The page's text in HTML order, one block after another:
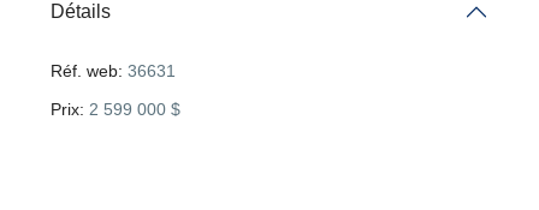
Détails
Réf. web: 36631
Prix: 2 599 000 $